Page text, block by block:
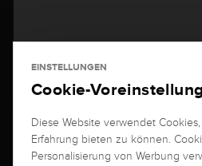
2x 0,285 Karat, G/VS aus 750
EINSTELLUNGEN
Cookie-
Diese Website verwendet
Erfahrung bieten zu können.
Personalisierung von Werbung